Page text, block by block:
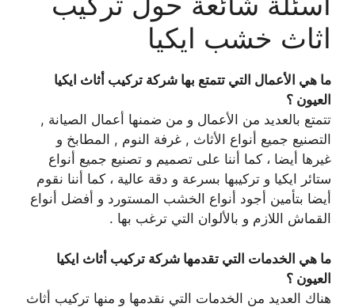
اثاث خشب ايكيا
ما هي الأعمال التي تتمتع بها شركة تركيب أثاث ايكيا
العيون ؟
تتمتع بالعديد من الأعمال و من ضمنها أعمال الصيانة ,
التصنيع جميع أنواع الأثاث , غرفة النوم , المطابخ و
غيرها أيضا ، كما أننا على تصميم و تصنيع جميع أنواع
ستائر ايكيا و تركيبها بسرعة و دقة عالية ، كما أننا نقوم
أيضا بتأمين أجود أنواع الخشب المستورد و أفضل أنواع
القماش اللازم و بالألوان التي ترغب بها .
ما هي الخدمات التي تقدمها شركة تركيب أثاث ايكيا
العيون ؟
هناك العديد من الخدمات التي نقدمها و منها تركيب أثاث